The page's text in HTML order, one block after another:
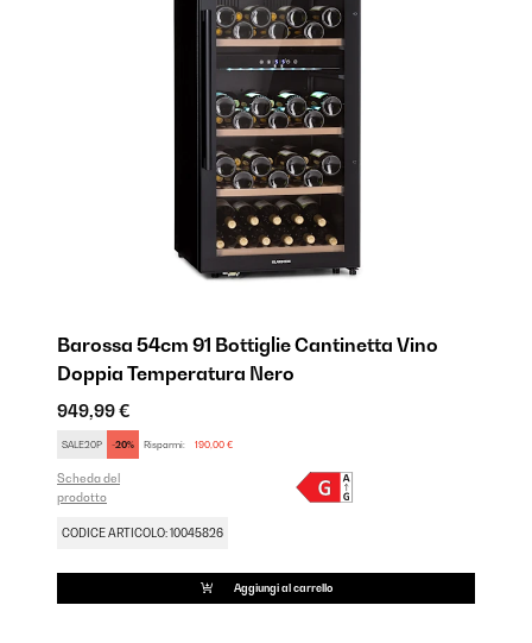
Barossa 54cm 91 Bottiglie Cantinetta Vino
Doppia Temperatura Nero
949,99 €
SALE20P -20% Risparmi: 190,00 €
Scheda del
prodotto
CODICE ARTICOLO: 10045826
Aggiungi al carrello